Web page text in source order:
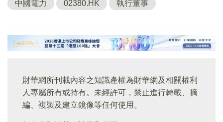
中國電力 02380.HK 執行董事
財華網所刊載內容之知識產權為財華網及相關權利
人專屬所有或持有。未經許可，禁止進行轉載、摘
編、複製及建立鏡像等任何使用。